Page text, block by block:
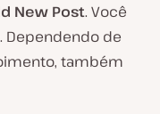
New Post. Você
. Dependendo de
também